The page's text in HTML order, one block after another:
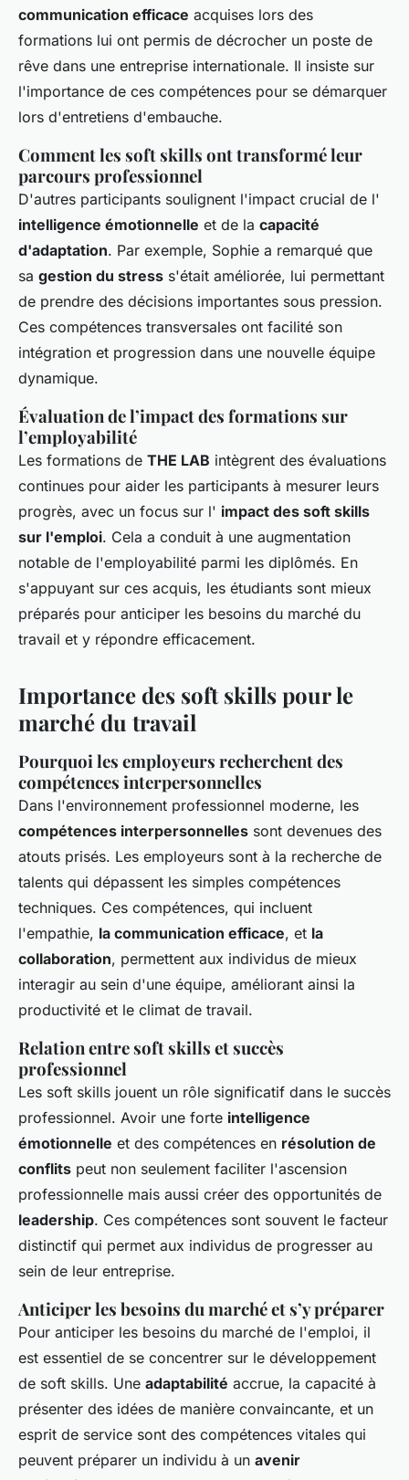
communication efficace acquises lors des
formations lui ont permis de décrocher un poste de
rêve dans une entreprise internationale. Il insiste sur
l'importance de ces compétences pour se démarquer
lors d'entretiens d'embauche.
Comment les soft skills ont transformé leur
parcours professionnel
D'autres participants soulignent l'impact crucial de l'
intelligence émotionnelle et de la capacité
d'adaptation. Par exemple, Sophie a remarqué que
sa gestion du stress s'était améliorée, lui permettant
de prendre des décisions importantes sous pression.
Ces compétences transversales ont facilité son
intégration et progression dans une nouvelle équipe
dynamique.
Évaluation de l’impact des formations sur
l’employabilité
Les formations de THE LAB intègrent des évaluations
continues pour aider les participants à mesurer leurs
progrès, avec un focus sur l' impact des soft skills
sur l'emploi. Cela a conduit à une augmentation
notable de l'employabilité parmi les diplômés. En
s'appuyant sur ces acquis, les étudiants sont mieux
préparés pour anticiper les besoins du marché du
travail et y répondre efficacement.
Importance des soft skills pour le
marché du travail
Pourquoi les employeurs recherchent des
compétences interpersonnelles
Dans l'environnement professionnel moderne, les
compétences interpersonnelles sont devenues des
atouts prisés. Les employeurs sont à la recherche de
talents qui dépassent les simples compétences
techniques. Ces compétences, qui incluent
l'empathie, la communication efficace, et la
collaboration, permettent aux individus de mieux
interagir au sein d'une équipe, améliorant ainsi la
productivité et le climat de travail.
Relation entre soft skills et succès
professionnel
Les soft skills jouent un rôle significatif dans le succès
professionnel. Avoir une forte intelligence
émotionnelle et des compétences en résolution de
conflits peut non seulement faciliter l'ascension
professionnelle mais aussi créer des opportunités de
leadership. Ces compétences sont souvent le facteur
distinctif qui permet aux individus de progresser au
sein de leur entreprise.
Anticiper les besoins du marché et s’y préparer
Pour anticiper les besoins du marché de l'emploi, il
est essentiel de se concentrer sur le développement
de soft skills. Une adaptabilité accrue, la capacité à
présenter des idées de manière convaincante, et un
esprit de service sont des compétences vitales qui
peuvent préparer un individu à un avenir